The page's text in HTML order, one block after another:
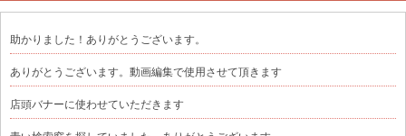
助かりました！ありがとうございます。
ありがとうございます。動画編集で使用させて頂きます
店頭バナーに使わせていただきます